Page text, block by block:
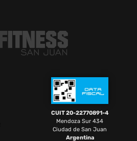
CUIT 20-22770891-4
Mendoza Sur 434
Ciudad de San Juan
Argentina